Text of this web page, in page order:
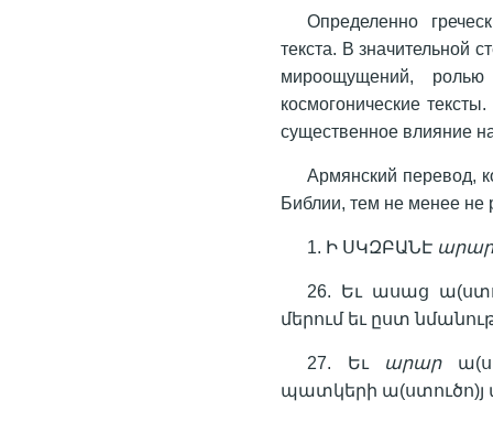
Определенно
текста. В значительной
мироощущений,
космогонические
существенное влияние
Армянский перевод,
Библии, тем не менее не
1. Ի ՍԿԶԲԱՆԷ
26. Եւ ասաց
մերում եւ ըստ
27. Եւ արար
պատկերի